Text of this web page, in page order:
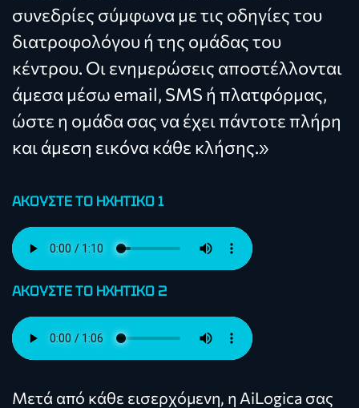
συνεδρίες σύμφωνα με τις οδηγίες του
διατροφολόγου ή της ομάδας του
κέντρου. Οι ενημερώσεις αποστέλλονται
άμεσα μέσω email, SMS ή πλατφόρμας,
ώστε η ομάδα σας να έχει πάντοτε πλήρη
και άμεση εικόνα κάθε κλήσης.»
ΑΚΟΥΣΤΕ ΤΟ HXHTIKO 1
ΑΚΟΥΣΤΕ ΤΟ HXHTIKO 2
Μετά από κάθε εισερχόμενη, η AiLogica σας